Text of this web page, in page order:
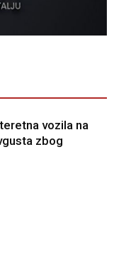
vozila na
zbog